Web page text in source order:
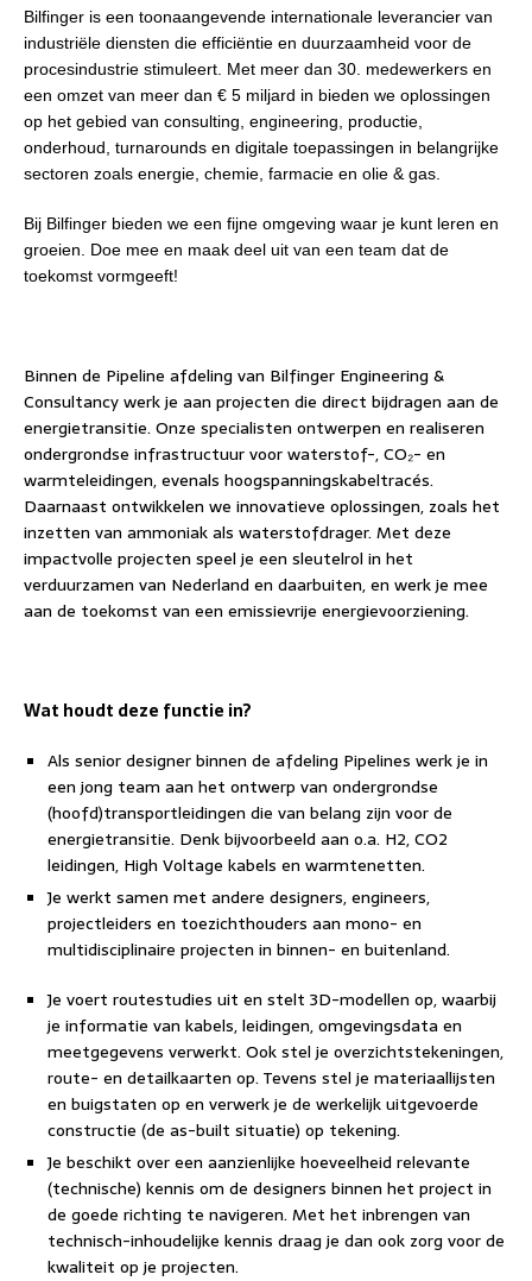
Bilfinger is een toonaangevende internationale leverancier van
industriële diensten die efficiëntie en duurzaamheid voor de
procesindustrie stimuleert. Met meer dan 30. medewerkers en
een omzet van meer dan € 5 miljard in bieden we oplossingen
op het gebied van consulting, engineering, productie,
onderhoud, turnarounds en digitale toepassingen in belangrijke
sectoren zoals energie, chemie, farmacie en olie & gas.
Bij Bilfinger bieden we een fijne omgeving waar je kunt leren en
groeien. Doe mee en maak deel uit van een team dat de
toekomst vormgeeft!
Binnen de Pipeline afdeling van Bilfinger Engineering &
Consultancy werk je aan projecten die direct bijdragen aan de
energietransitie. Onze specialisten ontwerpen en realiseren
ondergrondse infrastructuur voor waterstof-, CO₂- en
warmteleidingen, evenals hoogspanningskabeltracés.
Daarnaast ontwikkelen we innovatieve oplossingen, zoals het
inzetten van ammoniak als waterstofdrager. Met deze
impactvolle projecten speel je een sleutelrol in het
verduurzamen van Nederland en daarbuiten, en werk je mee
aan de toekomst van een emissievrije energievoorziening.
Wat houdt deze functie in?
Als senior designer binnen de afdeling Pipelines werk je in
een jong team aan het ontwerp van ondergrondse
(hoofd)transportleidingen die van belang zijn voor de
energietransitie. Denk bijvoorbeeld aan o.a. H2, CO2
leidingen, High Voltage kabels en warmtenetten.
Je werkt samen met andere designers, engineers,
projectleiders en toezichthouders aan mono- en
multidisciplinaire projecten in binnen- en buitenland.
Je voert routestudies uit en stelt 3D-modellen op, waarbij
je informatie van kabels, leidingen, omgevingsdata en
meetgegevens verwerkt. Ook stel je overzichtstekeningen,
route- en detailkaarten op. Tevens stel je materiaallijsten
en buigstaten op en verwerk je de werkelijk uitgevoerde
constructie (de as-built situatie) op tekening.
Je beschikt over een aanzienlijke hoeveelheid relevante
(technische) kennis om de designers binnen het project in
de goede richting te navigeren. Met het inbrengen van
technisch-inhoudelijke kennis draag je dan ook zorg voor de
kwaliteit op je projecten.